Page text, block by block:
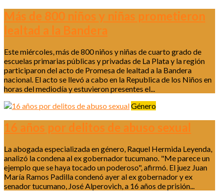
Más de 800 niños y niñas prometieron
lealtad a la Bandera
Este miércoles, más de 800 niños y niñas de cuarto grado de
escuelas primarias públicas y privadas de La Plata y la región
participaron del acto de Promesa de lealtad a la Bandera
nacional. El acto se llevó a cabo en la Republica de los Niños en
horas del mediodía y estuvieron presentes el...
Género
16 años por delitos de abuso sexual
La abogada especializada en género, Raquel Hermida Leyenda,
analizó la condena al ex gobernador tucumano. "Me parece un
ejemplo que se haya tocado un poderoso", afirmó. El juez Juan
María Ramos Padilla condenó ayer al ex gobernador y ex
senador tucumano, José Alperovich, a 16 años de prisión...